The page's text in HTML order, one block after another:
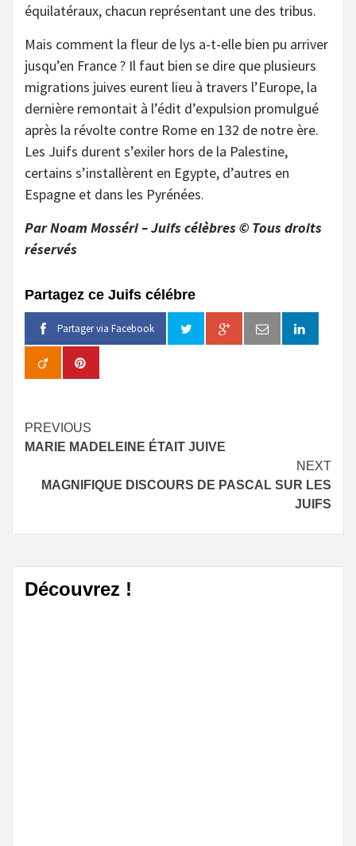
équilatéraux, chacun représentant une des tribus.
Mais comment la fleur de lys a-t-elle bien pu arriver
jusqu’en France ? Il faut bien se dire que plusieurs
migrations juives eurent lieu à travers l’Europe, la
dernière remontait à l’édit d’expulsion promulgué
après la révolte contre Rome en 132 de notre ère.
Les Juifs durent s’exiler hors de la Palestine,
certains s’installèrent en Egypte, d’autres en
Espagne et dans les Pyrénées.
Par Noam Mosséri – Juifs célèbres © Tous droits
réservés
Partagez ce Juifs célébre
Partager via Facebook
Continue
Reading
PREVIOUS
MARIE MADELEINE ÉTAIT JUIVE
NEXT
MAGNIFIQUE DISCOURS DE PASCAL SUR LES
JUIFS
Découvrez !